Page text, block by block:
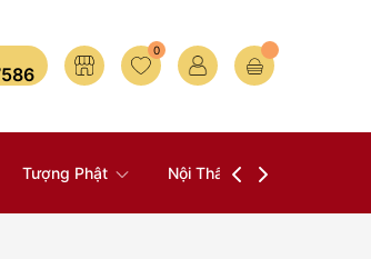
0
Tượng Phật Nội Thất